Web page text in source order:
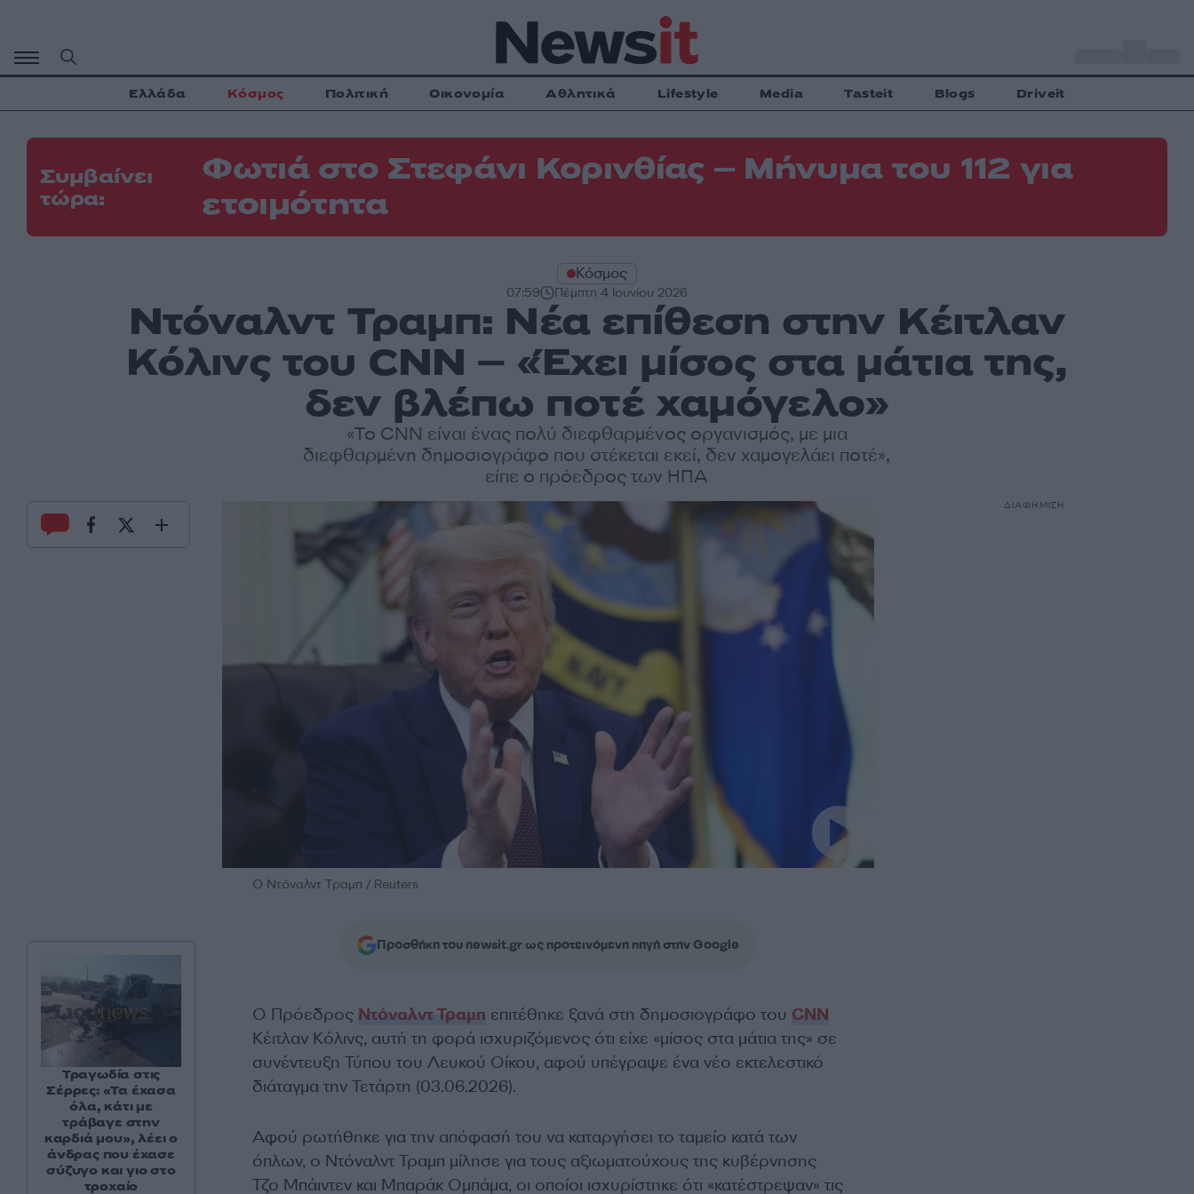
περιεχόμενο
Ελλάδα Κόσμος Πολιτική Οικονομία Αθλητικά Lifestyle Media Tasteit Blogs Driveit
Συμβαίνει
τώρα:
Φωτιά στο Στεφάνι Κορινθίας – Μήνυμα του 112 για
ετοιμότητα
Κόσμος
07:59 Πέμπτη 4 Ιουνίου 2026
Ντόναλντ Τραμπ: Νέα επίθεση στην Κέιτλαν
Κόλινς του CNN – «Έχει μίσος στα μάτια της,
δεν βλέπω ποτέ χαμόγελο»
«Το CNN είναι ένας πολύ διεφθαρμένος οργανισμός, με μια
διεφθαρμένη δημοσιογράφο που στέκεται εκεί, δεν χαμογελάει ποτέ»,
είπε ο πρόεδρος των ΗΠΑ
Ο Ντόναλντ Τραμπ / Reuters
Προσθήκη του newsit.gr ως προτεινόμενη πηγή στην Google
Ο Πρόεδρος Ντόναλντ Τραμπ επιτέθηκε ξανά στη δημοσιογράφο του CNN
Κέιτλαν Κόλινς, αυτή τη φορά ισχυριζόμενος ότι είχε «μίσος στα μάτια της» σε
συνέντευξη Τύπου του Λευκού Οίκου, αφού υπέγραψε ένα νέο εκτελεστικό
διάταγμα την Τετάρτη (03.06.2026).
Αφού ρωτήθηκε για την απόφασή του να καταργήσει το ταμείο κατά των
όπλων, ο Ντόναλντ Τραμπ μίλησε για τους αξιωματούχους της κυβέρνησης
Τζο Μπάιντεν και Μπαράκ Ομπάμα, οι οποίοι ισχυρίστηκε ότι «κατέστρεψαν» τις
Τραγωδία στις
Σέρρες: «Τα έχασα
όλα, κάτι με
τράβαγε στην
καρδιά μου», λέει ο
άνδρας που έχασε
σύζυγο και γιο στο
τροχαίο
ΔΙΑΦΗΜΙΣΗ